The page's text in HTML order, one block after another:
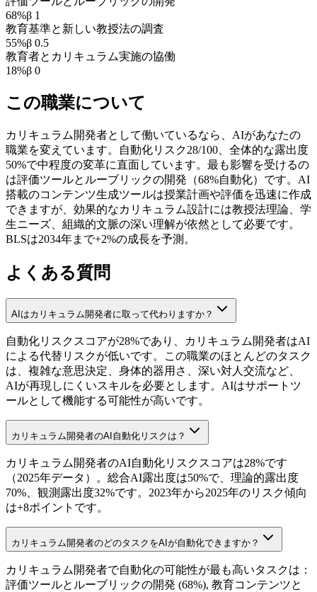
68%β 1
教育基準と新しい教授法の調査
55%β 0.5
教育者とカリキュラム実施の協働
18%β 0
この職業について
カリキュラム開発者として働いているなら、AIがあなたの
職業を変えています。自動化リスク28/100、全体的な露出度
50%で中程度の変革に直面しています。最も影響を受けるの
は評価ツールとルーブリックの開発（68%自動化）です。AI
搭載のコンテンツ生成ツールは授業計画や評価を迅速に作成
できますが、効果的なカリキュラム設計には教授法理論、学
生ニーズ、組織的文脈の深い理解が依然として必要です。
BLSは2034年まで+2%の成長を予測。
よくある質問
AIはカリキュラム開発者に取って代わりますか？
自動化リスクスコアが28%であり、カリキュラム開発者はAI
による代替リスクが低いです。この職業のほとんどのタスク
は、複雑な意思決定、身体的器用さ、深い対人交流など、
AIが再現しにくいスキルを必要とします。AIはサポートツ
ールとして機能する可能性が高いです。
カリキュラム開発者のAI自動化リスクは？
カリキュラム開発者のAI自動化リスクスコアは28%です
（2025年データ）。総合AI露出度は50%で、理論的露出度
70%、観測露出度32%です。2023年から2025年のリスク傾向
は+8ポイントです。
カリキュラム開発者のどのタスクをAIが自動化できますか？
カリキュラム開発者で自動化の可能性が最も高いタスクは：
評価ツールとルーブリックの開発 (68%), 教育コンテンツと